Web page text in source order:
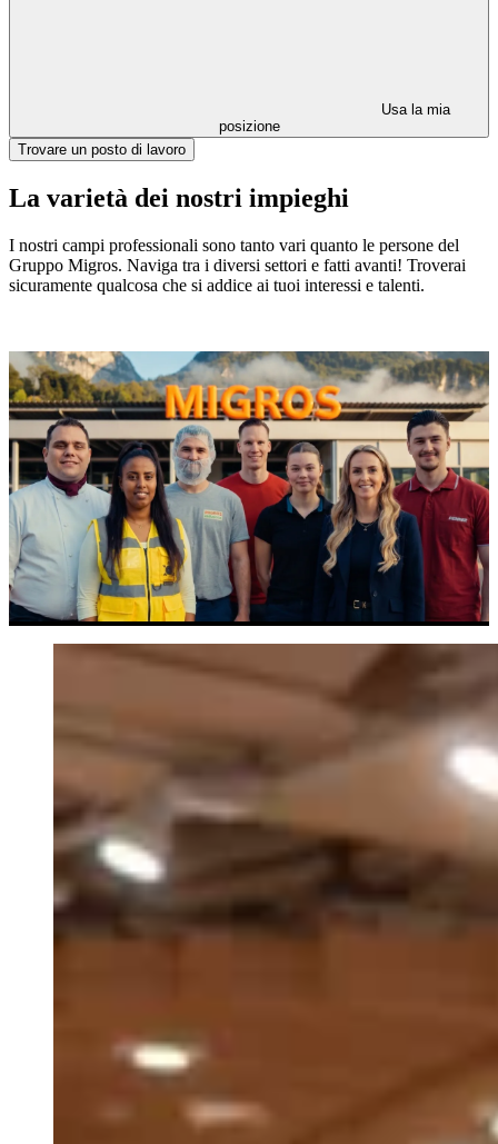
Usa la mia
posizione
Trovare un posto di lavoro
La varietà dei nostri impieghi
I nostri campi professionali sono tanto vari quanto le persone del
Gruppo Migros. Naviga tra i diversi settori e fatti avanti! Troverai
sicuramente qualcosa che si addice ai tuoi interessi e talenti.